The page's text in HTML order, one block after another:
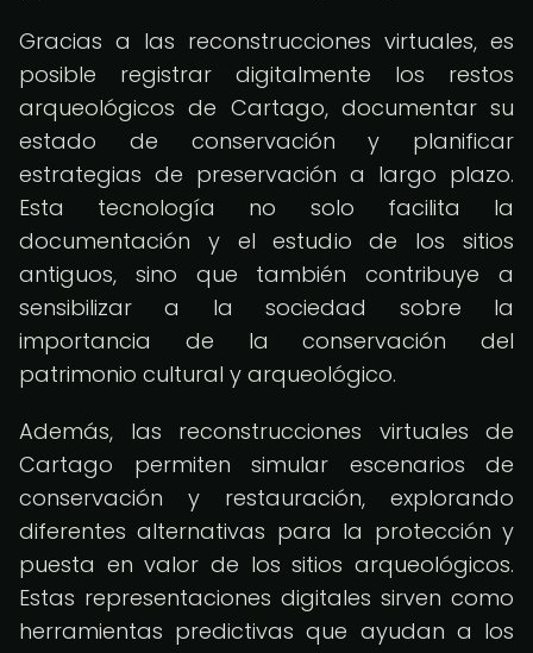
Gracias a las reconstrucciones virtuales, es
posible registrar digitalmente los restos
arqueológicos de Cartago, documentar su
estado de conservación y planificar
estrategias de preservación a largo plazo.
Esta tecnología no solo facilita la
documentación y el estudio de los sitios
antiguos, sino que también contribuye a
sensibilizar a la sociedad sobre la
importancia de la conservación del
patrimonio cultural y arqueológico.
Además, las reconstrucciones virtuales de
Cartago permiten simular escenarios de
conservación y restauración, explorando
diferentes alternativas para la protección y
puesta en valor de los sitios arqueológicos.
Estas representaciones digitales sirven como
herramientas predictivas que ayudan a los